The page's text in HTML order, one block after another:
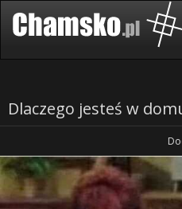
Dlaczego jesteś w